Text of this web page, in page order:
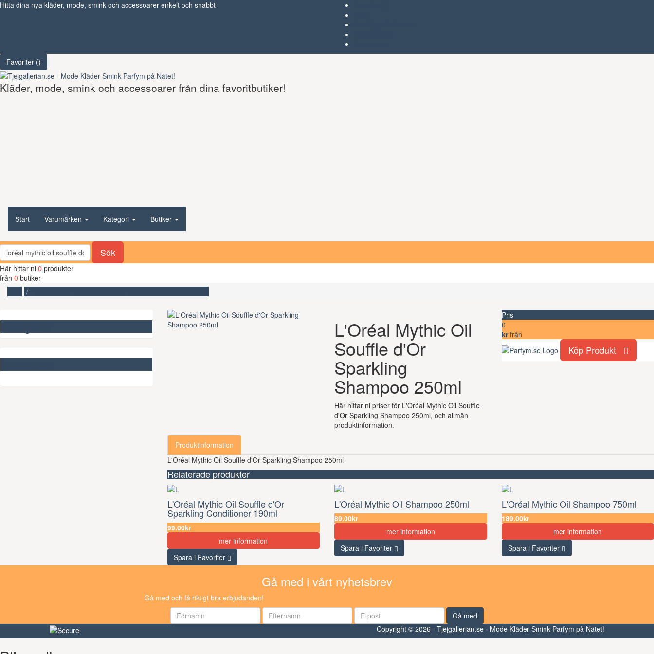
Hitta dina nya kläder, mode, smink och accessoarer enkelt och snabbt
Favoriter ()
Kläder, mode, smink och accessoarer från dina favoritbutiker!
Start Varumärken Kategori Butiker
Sök
Här hittar ni 0 produkter
från 0 butiker
L'Oréal Mythic Oil
Souffle d'Or
Sparkling
Shampoo 250ml
Här hittar ni priser för L'Oréal Mythic Oil Souffle
d'Or Sparkling Shampoo 250ml, och allmän
produktinformation.
Pris
0
kr från
Köp Produkt
Produktinformation
L'Oréal Mythic Oil Souffle d'Or Sparkling Shampoo 250ml
Relaterade produkter
L'Oréal Mythic Oil Souffle d'Or
Sparkling Conditioner 190ml
99.00kr
mer information
Spara i Favoriter
L'Oréal Mythic Oil Shampoo 250ml
89.00kr
mer information
Spara i Favoriter
L'Oréal Mythic Oil Shampoo 750ml
189.00kr
mer information
Spara i Favoriter
Gå med i vårt nyhetsbrev
Gå med och få riktigt bra erbjudanden!
Gå med
Copyright © 2026 - Tjejgallerian.se - Mode Kläder Smink Parfym på Nätet!